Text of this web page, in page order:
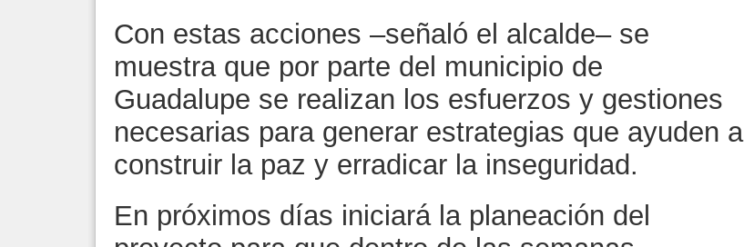
Con estas acciones –señaló el alcalde– se
muestra que por parte del municipio de
Guadalupe se realizan los esfuerzos y gestiones
necesarias para generar estrategias que ayuden a
construir la paz y erradicar la inseguridad.
En próximos días iniciará la planeación del